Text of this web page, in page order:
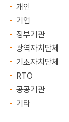
개인
기업
정부기관
광역자치단체
기초자치단체
RTO
공공기관
기타